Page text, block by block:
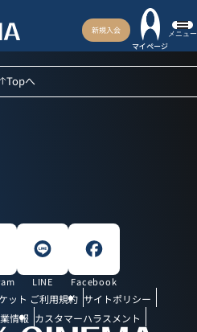
新規入会
マイページ
メニュー
Topへ
LINE Facebook
ット ご利用規約 サイトポリシー
情報 カスタマーハラスメント